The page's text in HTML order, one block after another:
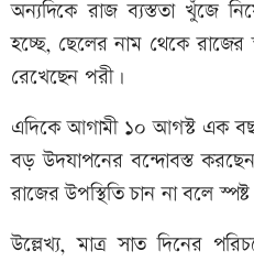
অন্যদিকে রাজ ব্যস্ততা খুঁজে
হচ্ছে, ছেলের নাম থেকে রাজের
রেখেছেন পরী।
এদিকে আগামী ১০ আগস্ট এক
বড় উদযাপনের বন্দোবস্ত
রাজের উপস্থিতি চান না বলে
উল্লেখ্য, মাত্র সাত দিনের